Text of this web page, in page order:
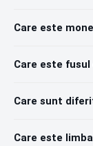
Care este
Care este fusul
Care sunt
Care este